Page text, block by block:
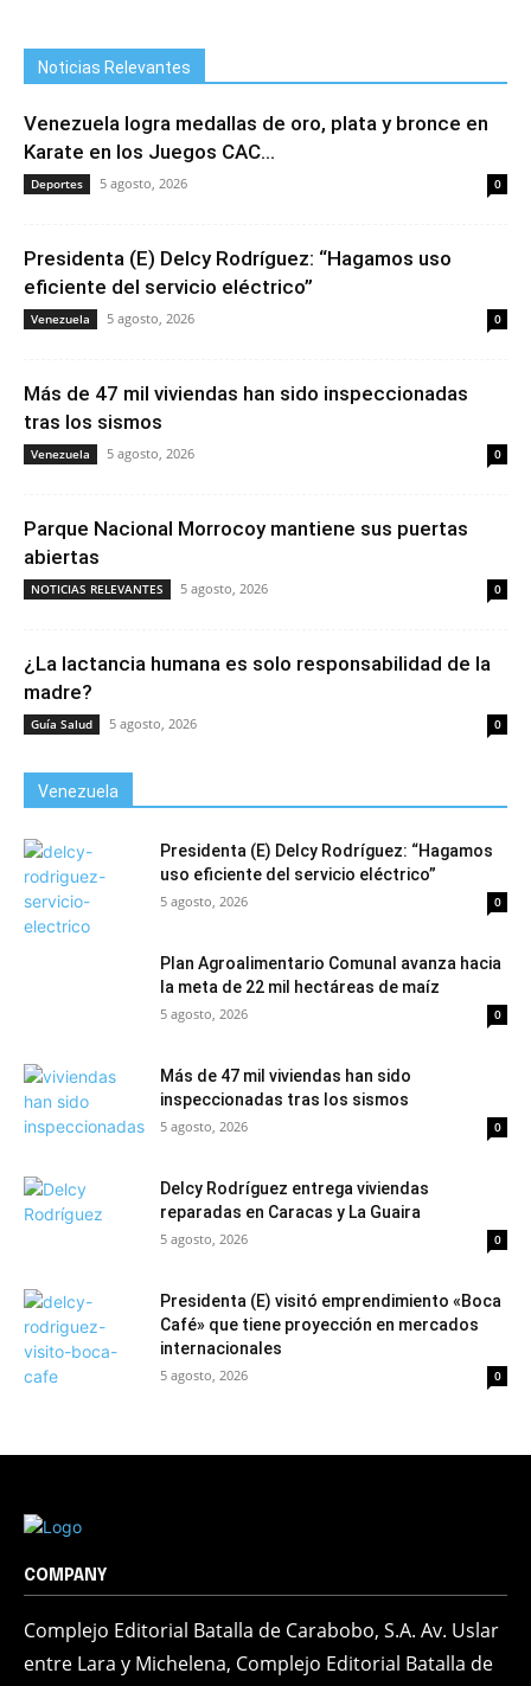
Noticias Relevantes
Venezuela logra medallas de oro, plata y bronce en
Karate en los Juegos CAC...
Deportes 5 agosto, 2026 0
Presidenta (E) Delcy Rodríguez: “Hagamos uso
eficiente del servicio eléctrico”
Venezuela 5 agosto, 2026 0
Más de 47 mil viviendas han sido inspeccionadas
tras los sismos
Venezuela 5 agosto, 2026 0
Parque Nacional Morrocoy mantiene sus puertas
abiertas
NOTICIAS RELEVANTES 5 agosto, 2026 0
¿La lactancia humana es solo responsabilidad de la
madre?
Guía Salud 5 agosto, 2026 0
Venezuela
Presidenta (E) Delcy Rodríguez: “Hagamos
uso eficiente del servicio eléctrico”
5 agosto, 2026 0
Plan Agroalimentario Comunal avanza hacia
la meta de 22 mil hectáreas de maíz
5 agosto, 2026 0
Más de 47 mil viviendas han sido
inspeccionadas tras los sismos
5 agosto, 2026 0
Delcy Rodríguez entrega viviendas
reparadas en Caracas y La Guaira
5 agosto, 2026 0
Presidenta (E) visitó emprendimiento «Boca
Café» que tiene proyección en mercados
internacionales
5 agosto, 2026 0
COMPANY
Complejo Editorial Batalla de Carabobo, S.A. Av. Uslar
entre Lara y Michelena, Complejo Editorial Batalla de